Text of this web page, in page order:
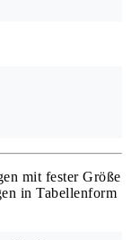
mit fester Größe
in Tabellenform